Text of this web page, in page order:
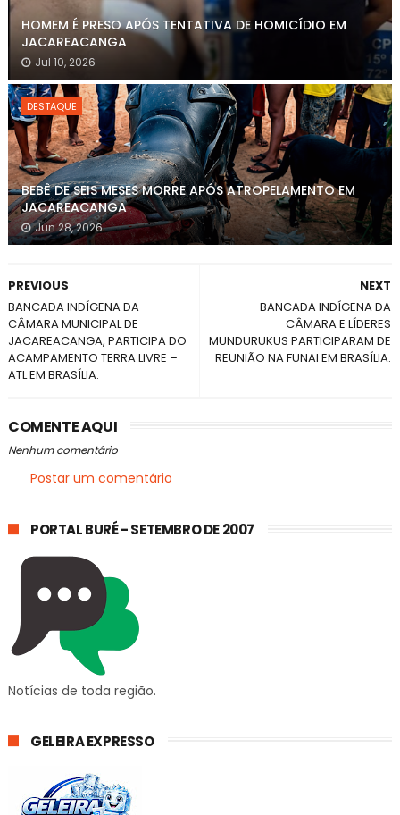
HOMEM É PRESO APÓS TENTATIVA DE HOMICÍDIO EM
JACAREACANGA
Jul 10, 2026
DESTAQUE
BEBÊ DE SEIS MESES MORRE APÓS ATROPELAMENTO EM
JACAREACANGA
Jun 28, 2026
NEXT
BANCADA INDÍGENA DA
CÂMARA E LÍDERES
MUNDURUKUS PARTICIPARAM DE
REUNIÃO NA FUNAI EM BRASÍLIA.
PREVIOUS
BANCADA INDÍGENA DA
CÂMARA MUNICIPAL DE
JACAREACANGA, PARTICIPA DO
ACAMPAMENTO TERRA LIVRE –
ATL EM BRASÍLIA.
COMENTE AQUI
Nenhum comentário
Postar um comentário
PORTAL BURÉ - SETEMBRO DE 2007
Notícias de toda região.
GELEIRA EXPRESSO